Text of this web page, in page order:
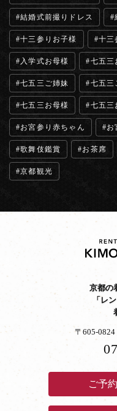
結婚式前撮りドレス
十三参りお子様 十三
入学式お母様 七五三
七五三ご姉妹 七五三
七五三お母様 七五三
お宮参り赤ちゃん お
歌舞伎鑑賞 お茶席
京都観光
京都の
「レ
〒605-
ご予